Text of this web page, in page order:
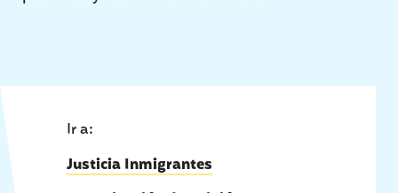
Ir a:
Justicia Inmigrantes